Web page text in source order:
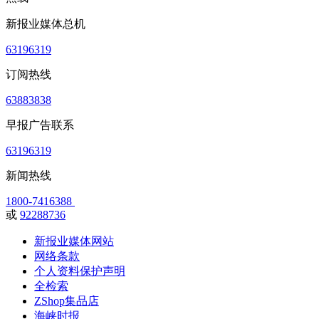
新报业媒体总机
63196319
订阅热线
63883838
早报广告联系
63196319
新闻热线
1800-7416388
或 92288736
新报业媒体网站
网络条款
个人资料保护声明
全检索
ZShop集品店
海峡时报